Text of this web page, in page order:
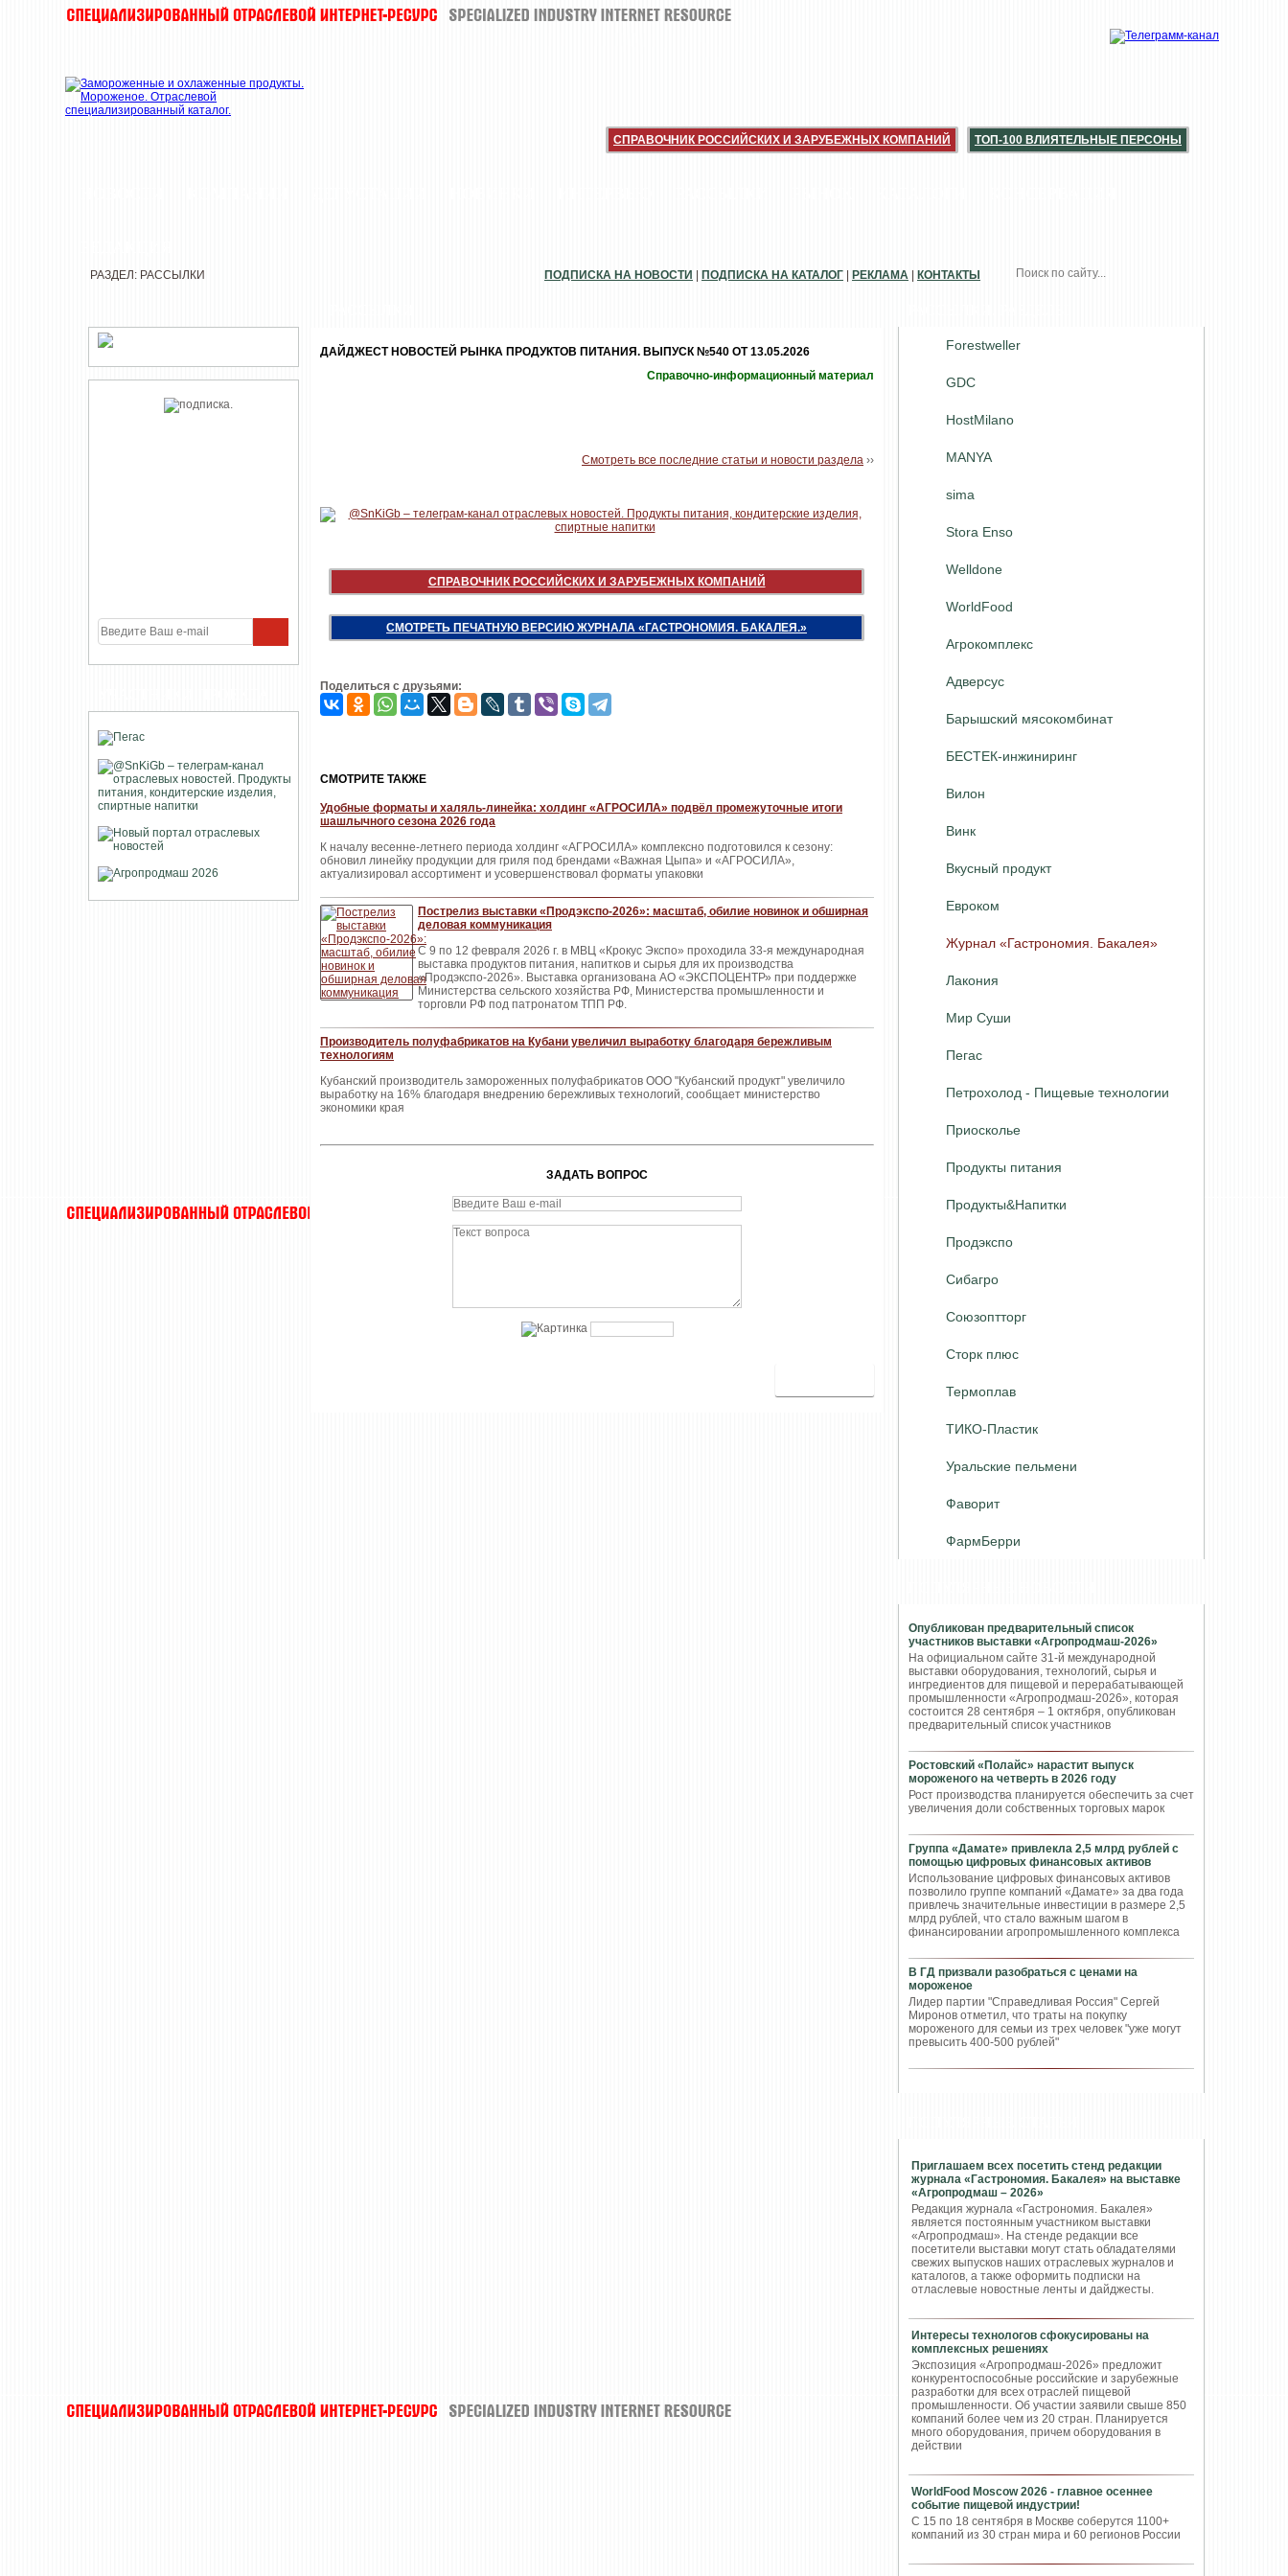
СПРАВОЧНИК РОССИЙСКИХ И ЗАРУБЕЖНЫХ КОМПАНИЙ ТОП-100 ВЛИЯТЕЛЬНЫЕ ПЕРСОНЫ
Forestweller
GDC
HostMilano
MANYA
sima
Stora Enso
Welldone
WorldFood
Агрокомплекс
Адверсус
Барышский мясокомбинат
БЕСТЕК-инжиниринг
Вилон
Винк
Вкусный продукт
Евроком
Журнал «Гастрономия. Бакалея»
Лакония
Мир Суши
Пегас
Петрохолод - Пищевые технологии
Приосколье
Продукты питания
Продукты&Напитки
Продэкспо
Сибагро
Союзоптторг
Сторк плюс
Термоплав
ТИКО-Пластик
Уральские пельмени
Фаворит
ФармБерри
Опубликован предварительный список
участников выставки «Агропродмаш-2026»
На официальном сайте 31-й международной
выставки оборудования, технологий, сырья и
ингредиентов для пищевой и перерабатывающей
промышленности «Агропродмаш-2026», которая
состоится 28 сентября – 1 октября, опубликован
предварительный список участников
Ростовский «Полайс» нарастит выпуск
мороженого на четверть в 2026 году
Рост производства планируется обеспечить за счет
увеличения доли собственных торговых марок
Группа «Дамате» привлекла 2,5 млрд рублей с
помощью цифровых финансовых активов
Использование цифровых финансовых активов
позволило группе компаний «Дамате» за два года
привлечь значительные инвестиции в размере 2,5
млрд рублей, что стало важным шагом в
финансировании агропромышленного комплекса
В ГД призвали разобраться с ценами на
мороженое
Лидер партии "Справедливая Россия" Сергей
Миронов отметил, что траты на покупку
мороженого для семьи из трех человек "уже могут
превысить 400-500 рублей"
Приглашаем всех посетить стенд редакции
журнала «Гастрономия. Бакалея» на выставке
«Агропродмаш – 2026»
Редакция журнала «Гастрономия. Бакалея»
является постоянным участником выставки
«Агропродмаш». На стенде редакции все
посетители выставки могут стать обладателями
свежих выпусков наших отраслевых журналов и
каталогов, а также оформить подписки на
отласлевые новостные ленты и дайджесты.
Интересы технологов сфокусированы на
комплексных решениях
Экспозиция «Агропродмаш-2026» предложит
конкурентоспособные российские и зарубежные
разработки для всех отраслей пищевой
промышленности. Об участии заявили свыше 850
компаний более чем из 20 стран. Планируется
много оборудования, причем оборудования в
действии
WorldFood Moscow 2026 - главное осеннее
событие пищевой индустрии!
С 15 по 18 сентября в Москве соберутся 1100+
компаний из 30 стран мира и 60 регионов России
РАЗДЕЛ: РАССЫЛКИ ПОДПИСКА НА НОВОСТИ ПОДПИСКА НА КАТАЛОГ РЕКЛАМА КОНТАКТЫ
ДАЙДЖЕСТ НОВОСТЕЙ РЫНКА ПРОДУКТОВ ПИТАНИЯ. ВЫПУСК №540 ОТ 13.05.2026
Справочно-информационный материал
Смотреть все последние статьи и новости раздела ››
СПРАВОЧНИК РОССИЙСКИХ И ЗАРУБЕЖНЫХ КОМПАНИЙ
СМОТРЕТЬ ПЕЧАТНУЮ ВЕРСИЮ ЖУРНАЛА «ГАСТРОНОМИЯ. БАКАЛЕЯ.»
Поделиться с друзьями:
CМОТРИТЕ ТАКЖЕ
Удобные форматы и халяль-линейка: холдинг «АГРОСИЛА» подвёл промежуточные итоги
шашлычного сезона 2026 года
К началу весенне-летнего периода холдинг «АГРОСИЛА» комплексно подготовился к сезону:
обновил линейку продукции для гриля под брендами «Важная Цыпа» и «АГРОСИЛА»,
актуализировал ассортимент и усовершенствовал форматы упаковки
Пострелиз выставки «Продэкспо-2026»: масштаб, обилие новинок и обширная
деловая коммуникация
С 9 по 12 февраля 2026 г. в МВЦ «Крокус Экспо» проходила 33-я международная
выставка продуктов питания, напитков и сырья для их производства
«Продэкспо-2026». Выставка организована АО «ЭКСПОЦЕНТР» при поддержке
Министерства сельского хозяйства РФ, Министерства промышленности и
торговли РФ под патронатом ТПП РФ.
Производитель полуфабрикатов на Кубани увеличил выработку благодаря бережливым
технологиям
Кубанский производитель замороженных полуфабрикатов ООО "Кубанский продукт" увеличило
выработку на 16% благодаря внедрению бережливых технологий, сообщает министерство
экономики края
ЗАДАТЬ ВОПРОС